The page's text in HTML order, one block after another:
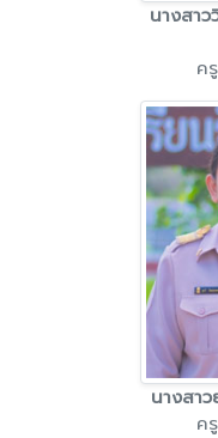
นางสา
ค
นางสา
ค